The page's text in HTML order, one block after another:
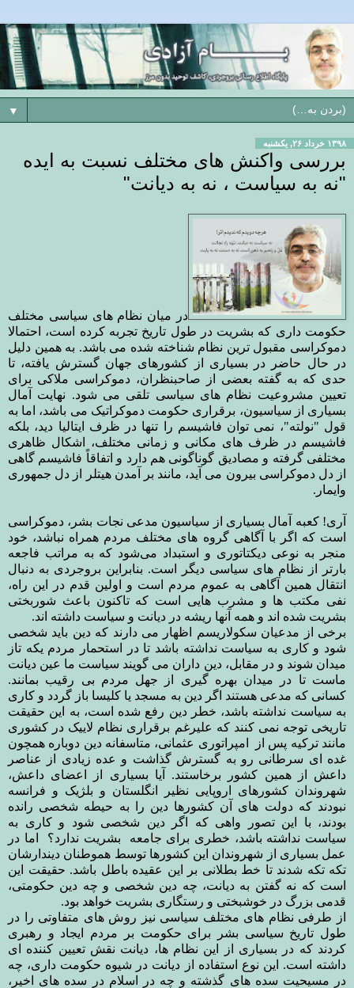
▼
۱۳۹۸ خرداد ۲۶, یکشنبه
بررسی واکنش های مختلف نسبت به ایده
"نه به سیاست ، نه به دیانت"
در میان نظام های سیاسی مختلف
حکومت داری که بشریت در طول تاریخ تجربه کرده است، احتمالا
دموکراسی مقبول ترین نظام شناخته شده می باشد. به همین دلیل
در حال حاضر در بسیاری از کشورهای جهان گسترش یافته، تا
حدی که به گفته بعضی از صاحبنظران، دموکراسی ملاکی برای
تعیین مشروعیت نظام های سیاسی تلقی می شود. نهایت آمال
بسیاری از سیاسیون، برقراری حکومت دموکراتیک می باشد، اما به
قول "نولته"، نمی توان فاشیسم را تنها در ظرف ایتالیا دید، بلکه
فاشیسم در ظرف های مکانی و زمانی مختلف، اشکال ظاهری
مختلفی گرفته و مصادیق گوناگونی هم دارد و اتفاقاً فاشیسم گاهی
از دل دموکراسی بیرون می آید، مانند بر آمدن هیتلر از دل جمهوری
وایمار.
آری! کعبه آمال بسیاری از سیاسیون مدعی نجات بشر، دموکراسی
است که اگر با آگاهی گروه های مختلف مردم همراه نباشد، خود
منجر به نوعی دیکتاتوری و استبداد می‌شود که به مراتب فاجعه
بارتر از نظام های سیاسی دیگر است. بنابراین بروجردی به دنبال
انتقال همین آگاهی به عموم مردم است و اولین قدم در این راه،
نفی مکتب ها و مشرب هایی است که تاکنون باعث شوربختی
بشریت شده اند و همه آنها ریشه در دیانت و سیاست داشته اند.
برخی از مدعیان سکولاریسم اظهار می دارند که دین باید شخصی
شود و کاری به سیاست نداشته باشد تا در استحمار مردم یکه تاز
میدان شوند و در مقابل، دین داران می گویند سیاست ما عین دیانت
ماست تا در میدان بهره گیری از جهل مردم بی رقیب بمانند.
کسانی که مدعی هستند اگر دین به مسجد یا کلیسا باز گردد و کاری
به سیاست نداشته باشد، خطر دین رفع شده است، به این حقیقت
تاریخی توجه نمی کنند که علیرغم برقراری نظام لاییک در کشوری
مانند ترکیه پس از امپراتوری عثمانی، متاسفانه دین دوباره همچون
غده‌ ای سرطانی رو به گسترش گذاشت و عده زیادی از عناصر
داعش از همین کشور برخاستند. آیا بسیاری از اعضای داعش،
شهروندان کشورهای اروپایی نظیر انگلستان و بلژیک و فرانسه
نبودند که دولت های آن کشورها دین را به حیطه شخصی رانده
بودند، با این تصور واهی که اگر دین شخصی شود و کاری به
سیاست نداشته باشد، خطری برای جامعه بشریت ندارد؟ اما در
عمل بسیاری از شهروندان این کشورها توسط هموطنان دیندارشان
تکه تکه شدند تا خط بطلانی بر این عقیده باطل باشد. حقیقت این
است که نه گفتن به دیانت، چه دین شخصی و چه دین حکومتی،
قدمی بزرگ در خوشبختی و رستگاری بشریت خواهد بود.
از طرفی نظام های مختلف سیاسی نیز روش های متفاوتی را در
طول تاریخ سیاسی بشر برای حکومت بر مردم ایجاد و رهبری
کردند که در بسیاری از این نظام ها، دیانت نقش تعیین کننده ای
داشته است. این نوع استفاده از دیانت در شیوه حکومت داری، چه
در مسیحیت سده های گذشته و چه در اسلام در سده های اخیر،